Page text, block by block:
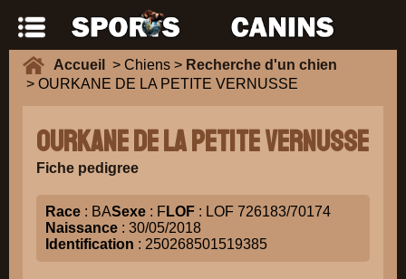
Accueil > Chiens > Recherche d'un chien
> OURKANE DE LA PETITE VERNUSSE
OURKANE DE LA PETITE VERNUSSE
Fiche pedigree
Race : BASexe : FLOF : LOF 726183/70174
Naissance : 30/05/2018
Identification : 250268501519385